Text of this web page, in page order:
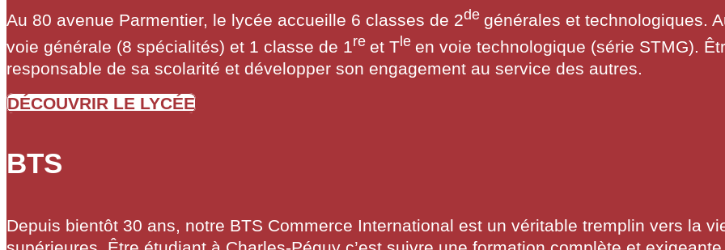
Au 80 avenue Parmentier, le lycée accueille 6 classes de 2de générales et technologiques.
voie générale (8 spécialités) et 1 classe de 1re et T le en voie technologique (série STMG).
responsable de sa scolarité et développer son engagement au service des autres.
DÉCOUVRIR LE LYCÉE
BTS
Depuis bientôt 30 ans, notre BTS Commerce International est un véritable tremplin vers la